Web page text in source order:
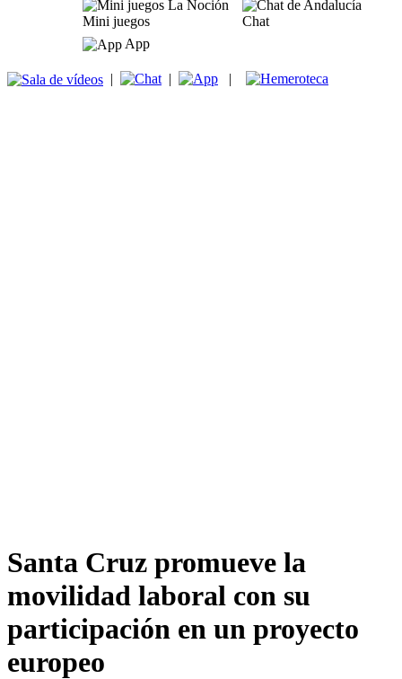
Mini juegos
Chat
App
| | |
Santa Cruz promueve la
movilidad laboral con su
participación en un proyecto
europeo